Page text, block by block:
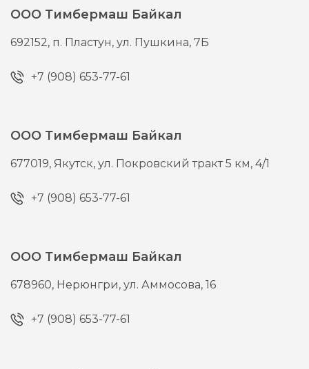
ООО Тимбермаш Байкал
692152, п. Пластун,ул. Пушкина, 7Б
+7 (908) 653-77-61
ООО Тимбермаш Байкал
677019, Якутск,ул. Покровский тракт 5 км, 4/1
+7 (908) 653-77-61
ООО Тимбермаш Байкал
678960, Нерюнгри,ул. Аммосова, 16
+7 (908) 653-77-61